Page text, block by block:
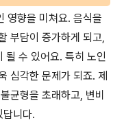
영향을 미쳐요. 음식을
부담이 증가하게 되고,
될 수 있어요. 특히 노인
심각한 문제가 되죠. 제
균형을 초래하고, 변비
답니다.